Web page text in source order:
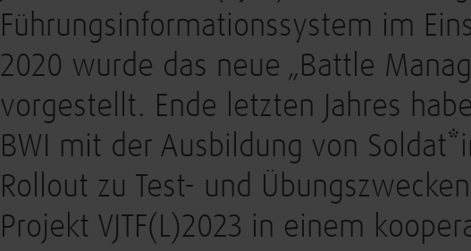
Führungsinformationssystem im
2020 wurde das neue „Battle
vorgestellt. Ende letzten Jahres
BWI mit der Ausbildung von
Rollout zu Test- und
Projekt VJTF(L)2023 in einem